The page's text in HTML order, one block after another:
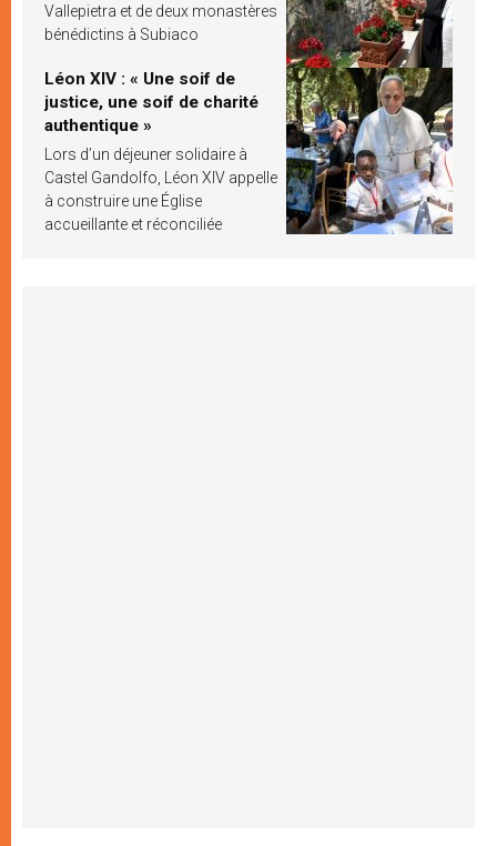
Vallepietra et de deux monastères
bénédictins à Subiaco
Léon XIV : « Une soif de
justice, une soif de charité
authentique »
Lors d’un déjeuner solidaire à
Castel Gandolfo, Léon XIV appelle
à construire une Église
accueillante et réconciliée